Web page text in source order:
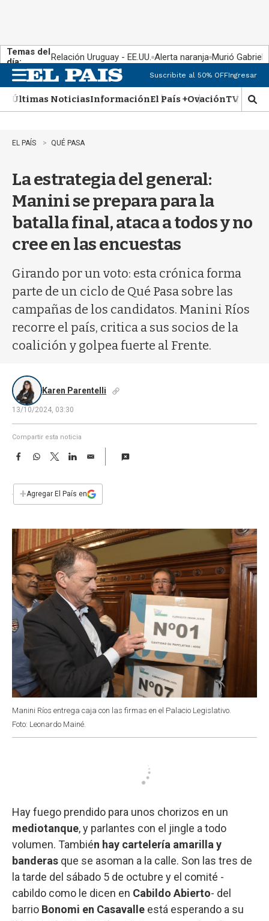
Temas del
día:
Relación Uruguay - EE.UU. Alerta naranja Murió Gabriel
n
u
Suscribite al 50% OFFIngresar
Últimas NoticiasInformaciónEl País +OvaciónTV Show
M
o
q
EL PAÍS QUÉ PASA
La estrategia del general:
Manini se prepara para la
batalla final, ataca a todos y no
cree en las encuestas
Girando por un voto: esta crónica forma
parte de un ciclo de Qué Pasa sobre las
campañas de los candidatos. Manini Ríos
recorre el país, critica a sus socios de la
coalición y golpea fuerte al Frente.
Karen Parentelli
13/10/2024, 03:30
Compartir esta noticia
F
e
b
k
W
s
T
w
t
L
n
E
i
l
+Agregar El País en
Manini Ríos entrega caja con las firmas en el Palacio Legislativo.
Foto: Leonardo Mainé.
Hay fuego prendido para unos chorizos en un
mediotanque, y parlantes con el jingle a todo
volumen. También hay cartelería amarilla y
banderas que se asoman a la calle. Son las tres de
la tarde del sábado 5 de octubre y el comité -
cabildo como le dicen en Cabildo Abierto- del
barrio Bonomi en Casavalle está esperando a su